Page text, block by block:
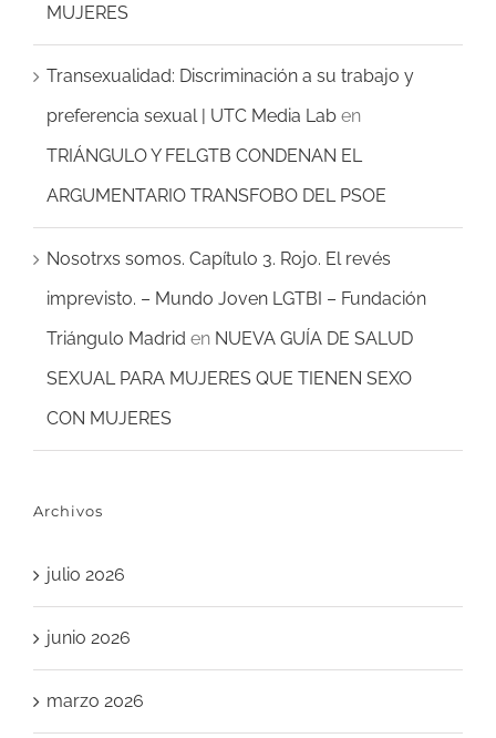
MUJERES
Transexualidad: Discriminación a su trabajo y
preferencia sexual | UTC Media Lab en
TRIÁNGULO Y FELGTB CONDENAN EL
ARGUMENTARIO TRANSFOBO DEL PSOE
Nosotrxs somos. Capítulo 3. Rojo. El revés
imprevisto. – Mundo Joven LGTBI – Fundación
Triángulo Madrid en NUEVA GUÍA DE SALUD
SEXUAL PARA MUJERES QUE TIENEN SEXO
CON MUJERES
Archivos
julio 2026
junio 2026
marzo 2026